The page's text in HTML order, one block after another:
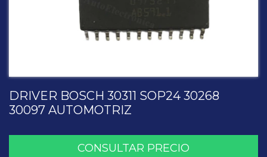
DRIVER BOSCH 30311 SOP24 30268
30097 AUTOMOTRIZ